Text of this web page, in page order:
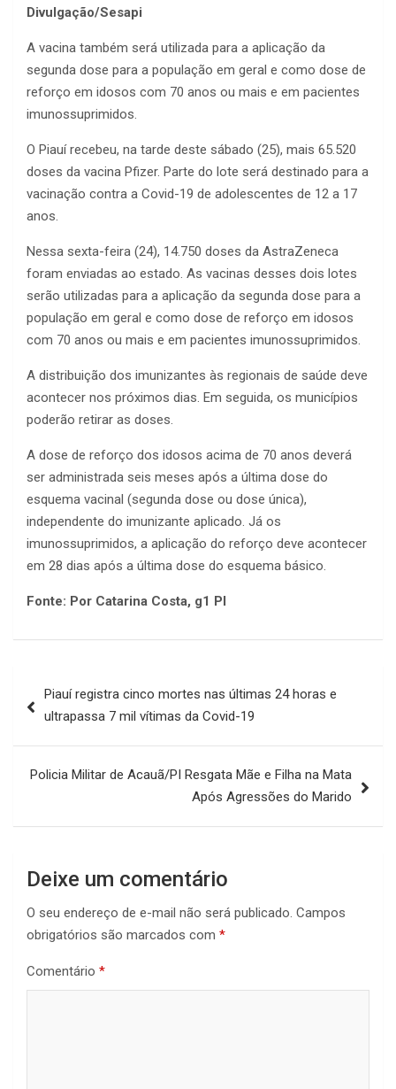
Divulgação/Sesapi
A vacina também será utilizada para a aplicação da
segunda dose para a população em geral e como dose de
reforço em idosos com 70 anos ou mais e em pacientes
imunossuprimidos.
O Piauí recebeu, na tarde deste sábado (25), mais 65.520
doses da vacina Pfizer. Parte do lote será destinado para a
vacinação contra a Covid-19 de adolescentes de 12 a 17
anos.
Nessa sexta-feira (24), 14.750 doses da AstraZeneca
foram enviadas ao estado. As vacinas desses dois lotes
serão utilizadas para a aplicação da segunda dose para a
população em geral e como dose de reforço em idosos
com 70 anos ou mais e em pacientes imunossuprimidos.
A distribuição dos imunizantes às regionais de saúde deve
acontecer nos próximos dias. Em seguida, os municípios
poderão retirar as doses.
A dose de reforço dos idosos acima de 70 anos deverá
ser administrada seis meses após a última dose do
esquema vacinal (segunda dose ou dose única),
independente do imunizante aplicado. Já os
imunossuprimidos, a aplicação do reforço deve acontecer
em 28 dias após a última dose do esquema básico.
Fonte: Por Catarina Costa, g1 PI
de
Piauí registra cinco mortes nas últimas 24 horas e
ultrapassa 7 mil vítimas da Covid-19
Policia Militar de Acauã/PI Resgata Mãe e Filha na Mata
Após Agressões do Marido
Deixe um comentário
O seu endereço de e-mail não será publicado. Campos
obrigatórios são marcados com *
Comentário *